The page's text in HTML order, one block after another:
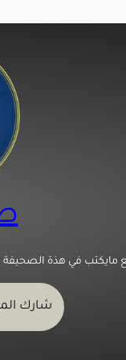
مايكتب في هذة الصحيفة
شارك